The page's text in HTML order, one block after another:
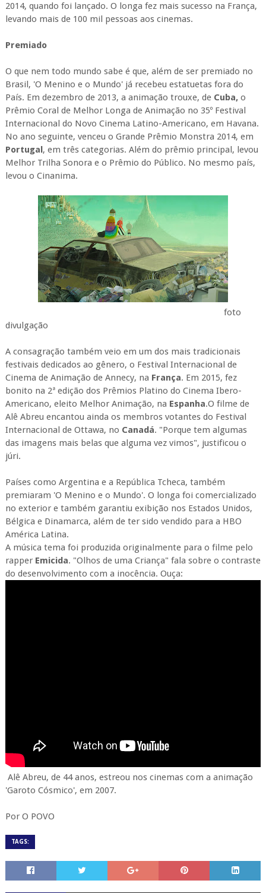
2014, quando foi lançado. O longa fez mais sucesso na França,
levando mais de 100 mil pessoas aos cinemas.
Premiado
O que nem todo mundo sabe é que, além de ser premiado no
Brasil, 'O Menino e o Mundo' já recebeu estatuetas fora do
País. Em dezembro de 2013, a animação trouxe, de Cuba,o
Prêmio Coral de Melhor Longa de Animação no 35º Festival
Internacional do Novo Cinema Latino-Americano, em Havana.
No ano seguinte, venceu o Grande Prêmio Monstra 2014, em
Portugal, em três categorias. Além do prêmio principal, levou
Melhor Trilha Sonora e o Prêmio do Público. No mesmo país,
levou o Cinanima.
foto
divulgação
A consagração também veio em um dos mais tradicionais
festivais dedicados ao gênero, o Festival Internacional de
Cinema de Animação de Annecy, na França. Em 2015, fez
bonito na 2ª edição dos Prêmios Platino do Cinema Ibero-
Americano, eleito Melhor Animação, na Espanha.O filme de
Alê Abreu encantou ainda os membros votantes do Festival
Internacional de Ottawa, no Canadá. "Porque tem algumas
das imagens mais belas que alguma vez vimos", justificou o
júri.
Países como Argentina e a República Tcheca, também
premiaram 'O Menino e o Mundo'. O longa foi comercializado
no exterior e também garantiu exibição nos Estados Unidos,
Bélgica e Dinamarca, além de ter sido vendido para a HBO
América Latina.
A música tema foi produzida originalmente para o filme pelo
rapper Emicida. "Olhos de uma Criança" fala sobre o contraste
do desenvolvimento com a inocência. Ouça:
Alê Abreu, de 44 anos, estreou nos cinemas com a animação
'Garoto Cósmico', em 2007.
Por O POVO
TAGS: